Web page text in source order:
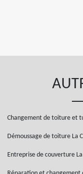
Changement de toiture et
Démoussage de toiture La
Entreprise de couverture